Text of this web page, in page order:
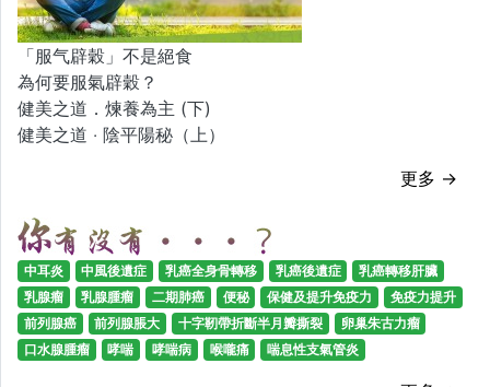
「服气辟穀」不是絕食
為何要服氣辟穀？
健美之道．煉養為主 (下)
健美之道 ‧ 陰平陽秘（上）
更多 →
中耳炎 中風後遺症 乳癌全身骨轉移 乳癌後遺症
乳癌轉移肝臟
乳腺瘤
乳腺腫瘤 二期肺癌 便秘 保健及提升免疫力
免疫力提升
前列腺癌
前列腺脹大 十字靭帶折斷半月瓣撕裂
卵巢朱古力瘤
口水腺腫瘤
哮喘 哮喘病 喉嚨痛 喘息性支氣管炎